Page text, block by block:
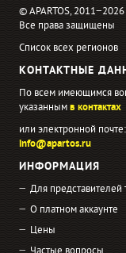
© APARTOS, 2011−2026
Все права защищены
Список всех регионов
КОНТАКТНЫЕ
По всем имеющимся
указаннымв контактах
или электронной почте:
info@apartos.ru
ИНФОРМАЦИЯ
Для представителей
О платном аккаунте
Цены